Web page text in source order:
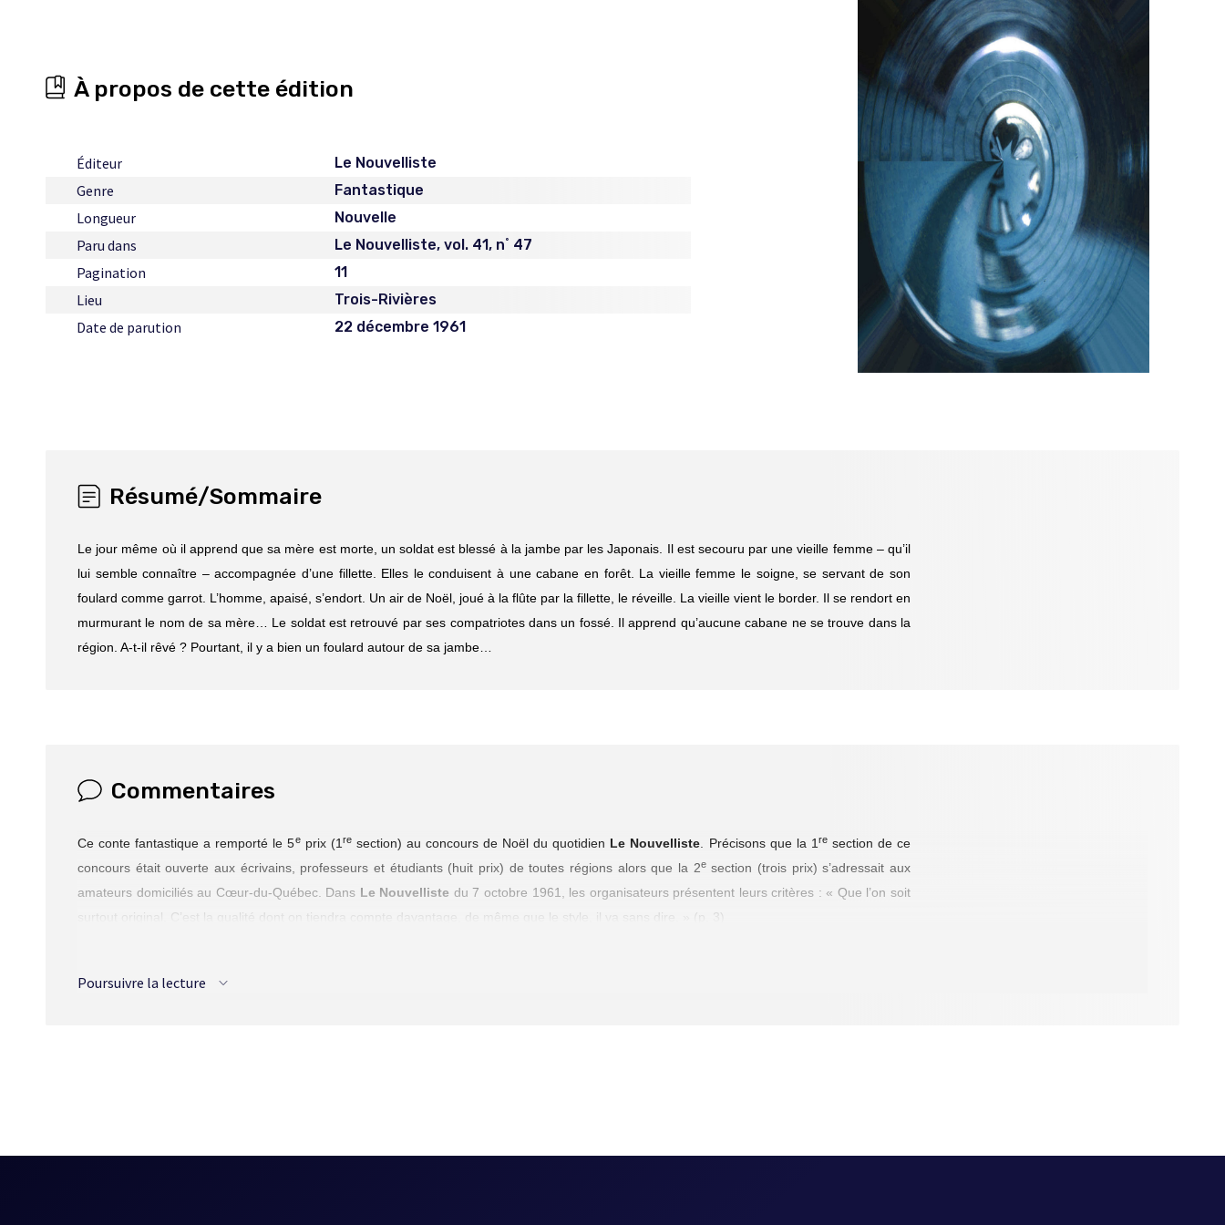
À propos de cette édition
Éditeur Le Nouvelliste
Genre Fantastique
Longueur Nouvelle
Paru dans Le Nouvelliste, vol. 41, n˚ 47
Pagination 11
Lieu Trois-Rivières
Date de parution 22 décembre 1961
Résumé/Sommaire
Le jour même où il apprend que sa mère est morte, un soldat est blessé à la jambe par les Japonais. Il est secouru par une vieille femme – qu’il
lui semble connaître – accompagnée d’une fillette. Elles le conduisent à une cabane en forêt. La vieille femme le soigne, se servant de son
foulard comme garrot. L’homme, apaisé, s’endort. Un air de Noël, joué à la flûte par la fillette, le réveille. La vieille vient le border. Il se rendort en
murmurant le nom de sa mère… Le soldat est retrouvé par ses compatriotes dans un fossé. Il apprend qu’aucune cabane ne se trouve dans la
région. A-t-il rêvé ? Pourtant, il y a bien un foulard autour de sa jambe…
Commentaires
Ce conte fantastique a remporté le 5eprix (1 resection) au concours de Noël du quotidien Le Nouvelliste . Précisons que la 1 resection de ce
concours était ouverte aux écrivains, professeurs et étudiants (huit prix) de toutes régions alors que la 2esection (trois prix) s’adressait aux
amateurs domiciliés au Cœur-du-Québec. Dans Le Nouvelliste du 7 octobre 1961, les organisateurs présentent leurs critères : « Que l’on soit
surtout original. C’est la qualité dont on tiendra compte davantage, de même que le style, il va sans dire. » (p. 3)
homme, blessé, éloigné des siens, combat seul le mal et la détresse. Ce qui nous rappelle que la mort ne tient jamais compte des calendriers…
Poursuivre la lecture